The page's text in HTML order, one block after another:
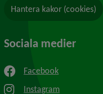
Hantera kakor (cookies)
Sociala medier
Facebook
Instagram